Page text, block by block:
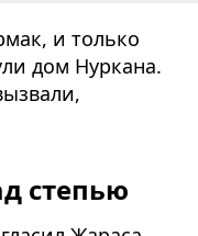
и только
дом Нуркана.
степью